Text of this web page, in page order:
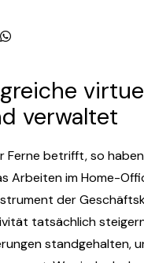
verwaltet
Ferne betrifft, so
Arbeiten im Home-
der
tatsächlich
standgehalten,